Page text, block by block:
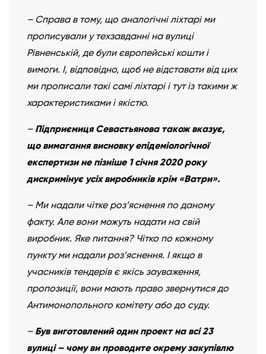
– Справа в тому, що аналогічні ліхтарі ми
прописували у техзавданні на вулиці
Рівненській, де були європейські кошти і
вимоги. І, відповідно, щоб не відставати від цих
ми прописали такі самі ліхтарі і тут із такими ж
характеристиками і якістю.
– Підприємиця Севастьянова також вказує,
що вимагання висновку епідеміологічної
експертизи не пізніше 1 січня 2020 року
дискримінує усіх виробників крім «Ватри».
– Ми надали чітке роз’яснення по даному
факту. Але вони можуть надати на свій
виробник. Яке питання? Чітко по кожному
пункту ми надали роз’яснення. І якщо в
учасників тендерів є якісь зауваження,
пропозиції, вони мають право звернутися до
Антимонопольного комітету або до суду.
– Був виготовлений один проект на всі 23
вулиці – чому ви проводите окрему закупівлю